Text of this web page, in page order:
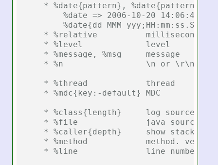
* %date{pattern}, %date{pattern,
%date => 2006-10-20
%date{dd MMM yyy;HH:mm:ss.SSS}
* %relative          milliseconds
    * %level             level
    * %message, %msg     message
    * %n                 \n or \r\n
    * %thread            thread
    * %mdc{key:-default} MDC
* %class{length}     log source.
* %file              java source
* %caller{depth}     show stack
* %method            method. very
* %line              line number.